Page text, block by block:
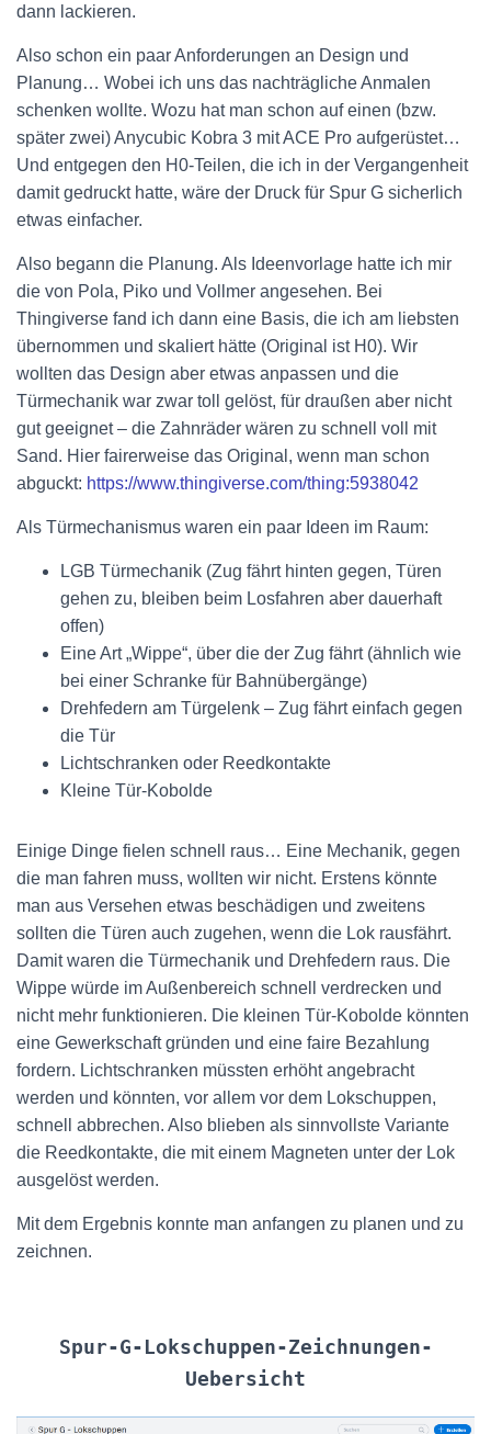
dann lackieren.
Also schon ein paar Anforderungen an Design und
Planung… Wobei ich uns das nachträgliche Anmalen
schenken wollte. Wozu hat man schon auf einen (bzw.
später zwei) Anycubic Kobra 3 mit ACE Pro aufgerüstet…
Und entgegen den H0-Teilen, die ich in der Vergangenheit
damit gedruckt hatte, wäre der Druck für Spur G sicherlich
etwas einfacher.
Also begann die Planung. Als Ideenvorlage hatte ich mir
die von Pola, Piko und Vollmer angesehen. Bei
Thingiverse fand ich dann eine Basis, die ich am liebsten
übernommen und skaliert hätte (Original ist H0). Wir
wollten das Design aber etwas anpassen und die
Türmechanik war zwar toll gelöst, für draußen aber nicht
gut geeignet – die Zahnräder wären zu schnell voll mit
Sand. Hier fairerweise das Original, wenn man schon
abguckt: https://www.thingiverse.com/thing:5938042
Als Türmechanismus waren ein paar Ideen im Raum:
LGB Türmechanik (Zug fährt hinten gegen, Türen
gehen zu, bleiben beim Losfahren aber dauerhaft
offen)
Eine Art „Wippe“, über die der Zug fährt (ähnlich wie
bei einer Schranke für Bahnübergänge)
Drehfedern am Türgelenk – Zug fährt einfach gegen
die Tür
Lichtschranken oder Reedkontakte
Kleine Tür-Kobolde
Einige Dinge fielen schnell raus… Eine Mechanik, gegen
die man fahren muss, wollten wir nicht. Erstens könnte
man aus Versehen etwas beschädigen und zweitens
sollten die Türen auch zugehen, wenn die Lok rausfährt.
Damit waren die Türmechanik und Drehfedern raus. Die
Wippe würde im Außenbereich schnell verdrecken und
nicht mehr funktionieren. Die kleinen Tür-Kobolde könnten
eine Gewerkschaft gründen und eine faire Bezahlung
fordern. Lichtschranken müssten erhöht angebracht
werden und könnten, vor allem vor dem Lokschuppen,
schnell abbrechen. Also blieben als sinnvollste Variante
die Reedkontakte, die mit einem Magneten unter der Lok
ausgelöst werden.
Mit dem Ergebnis konnte man anfangen zu planen und zu
zeichnen.
Spur-G-Lokschuppen-Zeichnungen-
Uebersicht